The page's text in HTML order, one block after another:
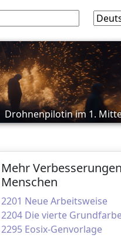
Drohnenpilotin im 1.
Mehr
Menschen
2201 Neue Arbeitsweise
2204 Die vierte
2295 Eosix-Genvorlage